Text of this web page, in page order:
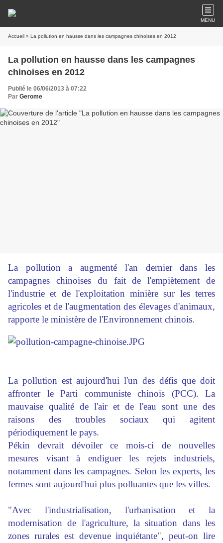
MENU
Accueil » La pollution en hausse dans les campagnes chinoises en 2012
La pollution en hausse dans les campagnes
chinoises en 2012
Publié le 06/06/2013 à 07:22
Par Gerome
La pollution a augmenté l'an dernier dans les
campagnes chinoises du fait de l'empiètement de
l'industrie et de l'exploitation minière sur les terres
agricoles et de l'augmentation des élevages d'animaux,
rapporte le ministère de l'Environnement chinois.
La pollution est aujourd'hui l'un des défis que doit
affronter le Parti communiste chinois (PCC). La
mauvaise qualité de l'air et de l'eau sont une des
raisons des troubles sociaux qui agitent
périodiquement le pays.
Pékin devrait dévoiler ce mois-ci de nouvelles
mesures visant à endiguer les rejets industriels,
notamment dans les campagnes. Selon les experts, les
fermes sont aujourd'hui plus polluantes que les villes.
"Avec l'industrialisation, l'urbanisation et la
modernisation de l'agriculture, la situation dans les
zones rurales est devenue inquiétante", peut-on lire